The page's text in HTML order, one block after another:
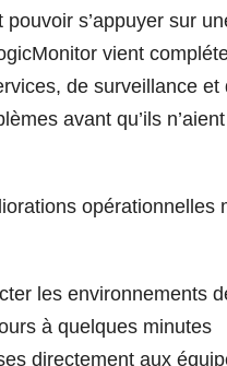
s’appuyer sur
vient
de surveillance et
avant qu’ils
opérationnelles
les environnements
à quelques minutes
directement aux